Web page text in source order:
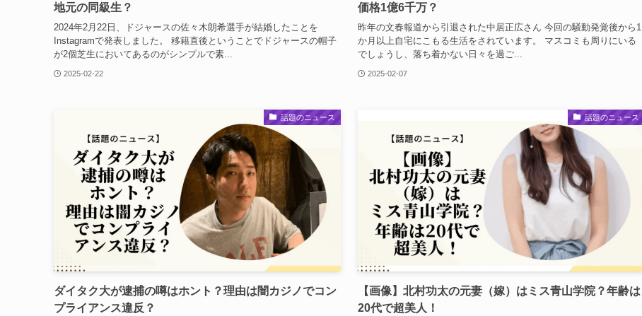
地元の同級生？
2024年2月22日、ドジャースの佐々木朗希選手が結婚したことを
Instagramで発表しました。 移籍直後ということでドジャースの帽子
が2個芝生においてあるのがシンプルで素...
2025-02-22
価格1億6千万？
昨年の文春報道から引退された中居正広さん 今回の騒動発覚後から1
か月以上自宅にこもる生活をされています。 マスコミも周りにいる
でしょうし、落ち着かない日々を過ご...
2025-02-07
話題のニュース
ダイタク大が逮捕の噂はホント？理由は闇カジノでコン
プライアンス違反？
話題のニュース
【画像】北村功太の元妻（嫁）はミス青山学院？年齢は
20代で超美人！